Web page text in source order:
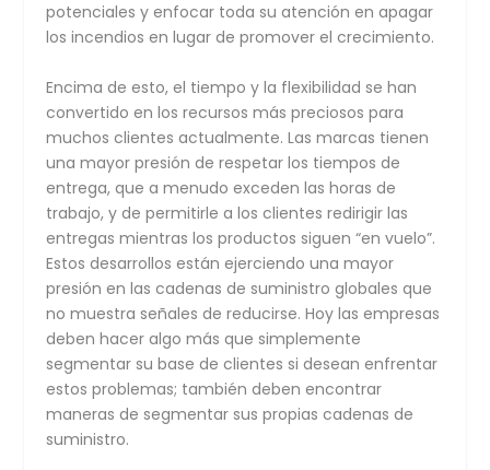
potenciales y enfocar toda su atención en apagar
los incendios en lugar de promover el crecimiento.
Encima de esto, el tiempo y la flexibilidad se han
convertido en los recursos más preciosos para
muchos clientes actualmente. Las marcas tienen
una mayor presión de respetar los tiempos de
entrega, que a menudo exceden las horas de
trabajo, y de permitirle a los clientes redirigir las
entregas mientras los productos siguen “en vuelo”.
Estos desarrollos están ejerciendo una mayor
presión en las cadenas de suministro globales que
no muestra señales de reducirse. Hoy las empresas
deben hacer algo más que simplemente
segmentar su base de clientes si desean enfrentar
estos problemas; también deben encontrar
maneras de segmentar sus propias cadenas de
suministro.